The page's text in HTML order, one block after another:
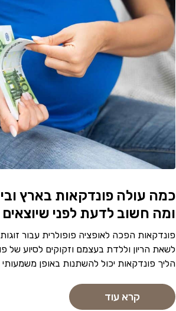
כמה עולה פונדקאות בארץ
ומה חשוב לדעת לפני
פונדקאות הפכה לאופציה פופולרית עבור זוגות
לשאת הריון וללדת בעצמם וזקוקים לסיוע של
הליך פונדקאות יכול להשתנות באופן
קרא עוד